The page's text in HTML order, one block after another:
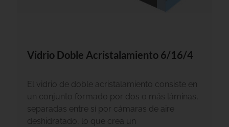
Vidrio Doble Acristalamiento 6/16/4
El vidrio de doble acristalamiento consiste en
un conjunto formado por dos o más láminas,
separadas entre sí por cámaras de aire
deshidratado, lo que crea un